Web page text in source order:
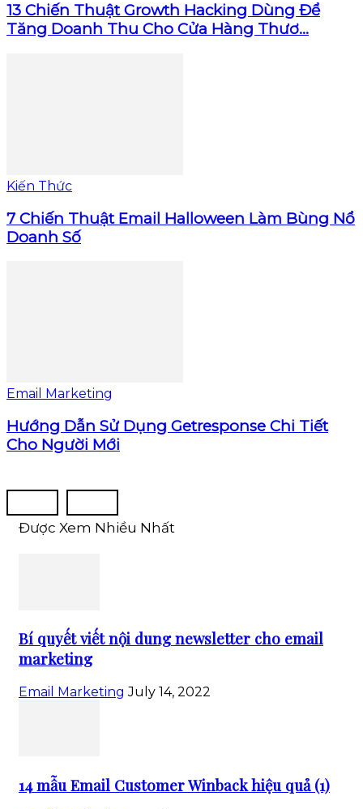
13 Chiến Thuật Growth Hacking Dùng Để
Tăng Doanh Thu Cho Cửa Hàng Thươ...
Kiến Thức
7 Chiến Thuật Email Halloween Làm Bùng Nổ
Doanh Số
Email Marketing
Hướng Dẫn Sử Dụng Getresponse Chi Tiết
Cho Người Mới
Được Xem Nhiều Nhất
Bí quyết viết nội dung newsletter cho email
marketing
Email Marketing July 14, 2022
14 mẫu Email Customer Winback hiệu quả (1)